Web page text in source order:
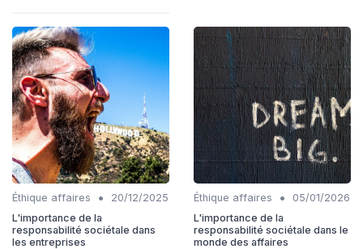
Éthique affaires •
20/12/2025
L'importance de la
responsabilité sociétale dans
les entreprises
Éthique affaires •
05/01/2026
L'importance de la
responsabilité sociétale dans le
monde des affaires